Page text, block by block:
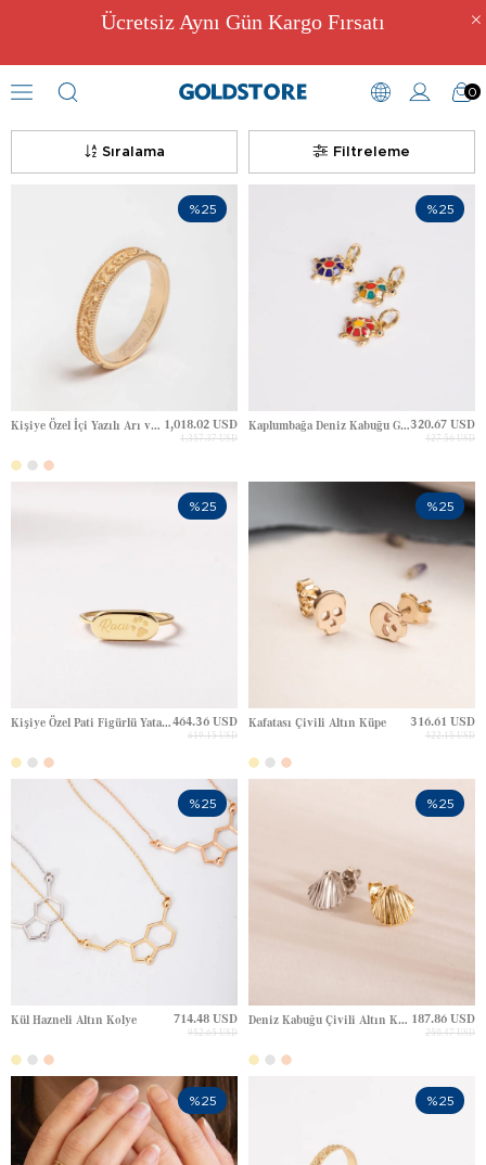
Ücretsiz Aynı Gün Kargo Fırsatı
0
Hatıra Takıları
Filtreleme
Sıralama
Kişiye Özel İçi Yazılı Arı ve Çiçek Desenli Altın Yüzük 1,018.02 USD
1,357.37 USD
%25
Kaplumbağa Deniz Kabuğu Gravürlü Altın Kolye320.67 USD
427.56 USD
%25
Kişiye Özel Pati Figürlü Yatay Plaka Altın Yüzük464.36 USD
619.15 USD
%25
Kafatası Çivili Altın Küpe 316.61 USD
422.15 USD
%25
Kül Hazneli Altın Kolye 714.48 USD
952.65 USD
%25
Deniz Kabuğu Çivili Altın Küpe 187.86 USD
250.47 USD
%25
%25 %25